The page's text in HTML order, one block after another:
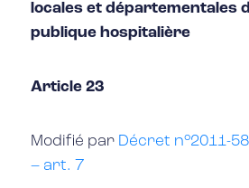
locales et départementales
publique hospitalière
Article 23
Modifié par Décret n°2011-
– art. 7